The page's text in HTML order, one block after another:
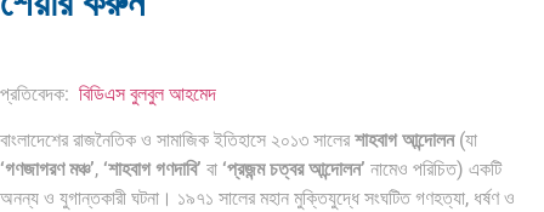
প্রতিবেদক: বিডিএস বুলবুল আহমেদ
বাংলাদেশের রাজনৈতিক ও সামাজিক ইতিহাসে ২০১৩ সালেরশাহবাগ আন্দোলন(যা
‘গণজাগরণ মঞ্চ’, ‘শাহবাগ গণদাবি’ বা ‘প্রজন্ম চত্বর আন্দোলন’ নামেও পরিচিত) একটি
অনন্য ও যুগান্তকারী ঘটনা। ১৯৭১ সালের মহান মুক্তিযুদ্ধে সংঘটিত গণহত্যা, ধর্ষণ ও